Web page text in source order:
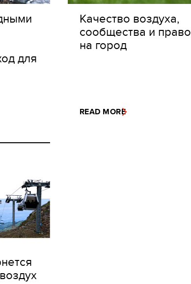
для
Качество воздуха,
сообщества и право
на город
READ MORE